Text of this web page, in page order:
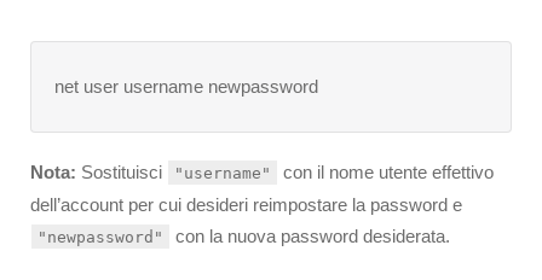
net user username newpassword
Nota: Sostituisci "username"
con il nome utente effettivo
dell’account per cui desideri reimpostare la password e
"newpassword" con la nuova password desiderata.